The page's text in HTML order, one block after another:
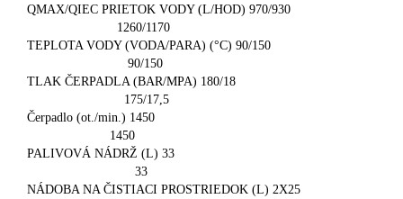
QMAX/QIEC PRIETOK VODY (L/HOD) 970/930
1260/1170
TEPLOTA VODY (VODA/PARA) (°C) 90/150
90/150
TLAK ČERPADLA (BAR/MPA) 180/18
175/17,5
Čerpadlo (ot./min.) 1450
1450
PALIVOVÁ NÁDRŽ (L) 33
33
NÁDOBA NA ČISTIACI PROSTRIEDOK (L) 2X25